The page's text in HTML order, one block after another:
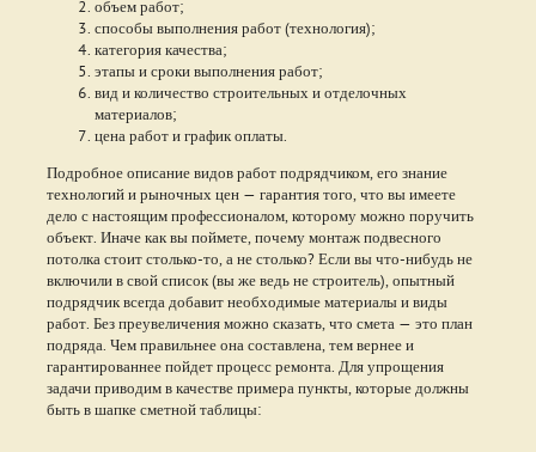
объем работ;
способы выполнения работ (технология);
категория качества;
этапы и сроки выполнения работ;
вид и количество строительных и отделочных
материалов;
цена работ и график оплаты.
Подробное описание видов работ подрядчиком, его знание
технологий и рыночных цен — гарантия того, что вы имеете
дело с настоящим профессионалом, которому можно поручить
объект. Иначе как вы поймете, почему монтаж подвесного
потолка стоит столько-то, а не столько? Если вы что-нибудь не
включили в свой список (вы же ведь не строитель), опытный
подрядчик всегда добавит необходимые материалы и виды
работ. Без преувеличения можно сказать, что смета — это план
подряда. Чем правильнее она составлена, тем вернее и
гарантированнее пойдет процесс ремонта. Для упрощения
задачи приводим в качестве примера пункты, которые должны
быть в шапке сметной таблицы: